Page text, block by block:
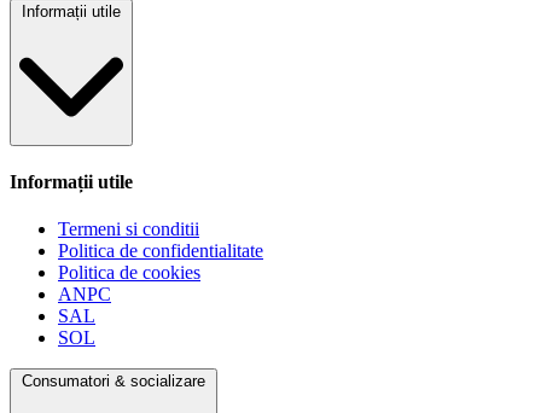
Informații utile
Informații utile
Termeni si conditii
Politica de confidentialitate
Politica de cookies
ANPC
SAL
SOL
Consumatori & socializare